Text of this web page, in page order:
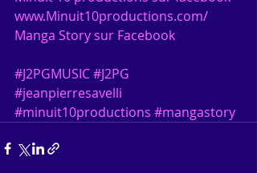
www.Minuit10productions.com/
Manga Story sur Facebook
#J2PGMUSIC#J2PG
#jeanpierresavelli
#minuit10productions #mangastory